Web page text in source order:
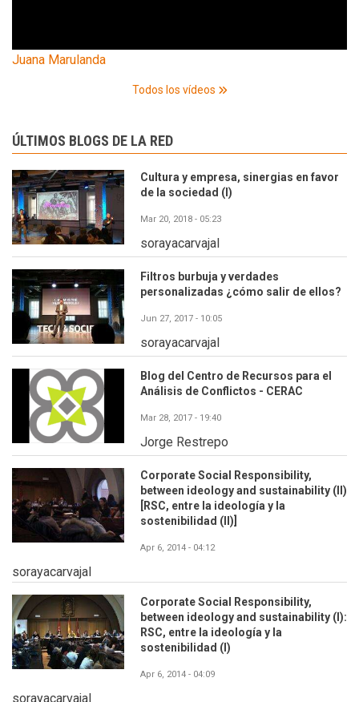
Juana Marulanda
Todos los vídeos
ÚLTIMOS BLOGS DE LA RED
Cultura y empresa, sinergias en favor
de la sociedad (I)
Mar 20, 2018 - 05:23
sorayacarvajal
Filtros burbuja y verdades
personalizadas ¿cómo salir de ellos?
Jun 27, 2017 - 10:05
sorayacarvajal
Blog del Centro de Recursos para el
Análisis de Conflictos - CERAC
Mar 28, 2017 - 19:40
Jorge Restrepo
Corporate Social Responsibility,
between ideology and sustainability (II)
[RSC, entre la ideología y la
sostenibilidad (II)]
Apr 6, 2014 - 04:12
sorayacarvajal
Corporate Social Responsibility,
between ideology and sustainability (I):
RSC, entre la ideología y la
sostenibilidad (I)
Apr 6, 2014 - 04:09
sorayacarvajal